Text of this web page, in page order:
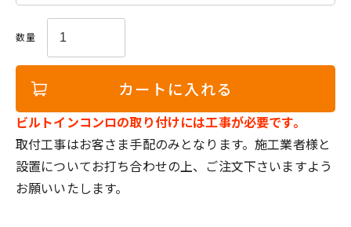
)
カートに入れる
ビルトインコンロの取り付けには工事が必要です。
取付工事はお客さま手配のみとなります。施工業者様と
設置についてお打ち合わせの上、ご注文下さいますよう
お願いいたします。